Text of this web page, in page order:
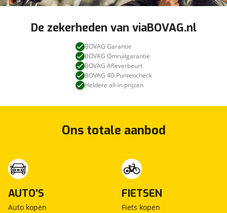
De zekerheden van viaBOVAG.nl
BOVAG Garantie
BOVAG Omruilgarantie
BOVAG Afleverbeurt
BOVAG 40-Puntencheck
Heldere all-in prijzen
Ons totale aanbod
AUTO'S
Auto kopen
FIETSEN
Fiets kopen